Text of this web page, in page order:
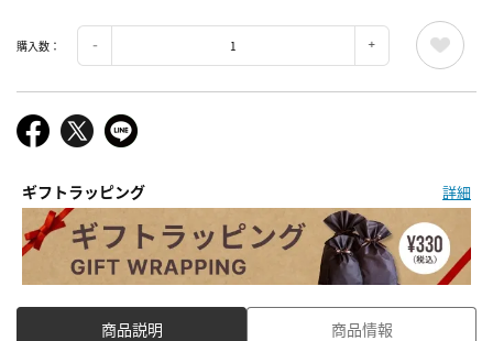
購入数：
ギフトラッピング 詳細
商品説明 商品情報